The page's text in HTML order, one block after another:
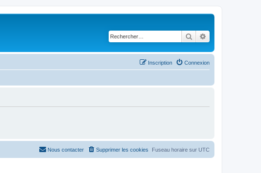
Rechercher
Connexion
Inscription
Fuseau horaire sur UTC
Supprimer les cookies
Nous contacter